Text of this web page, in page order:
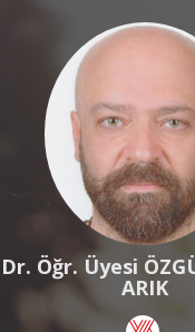
Dr. Öğr. Üyesi
ARIK